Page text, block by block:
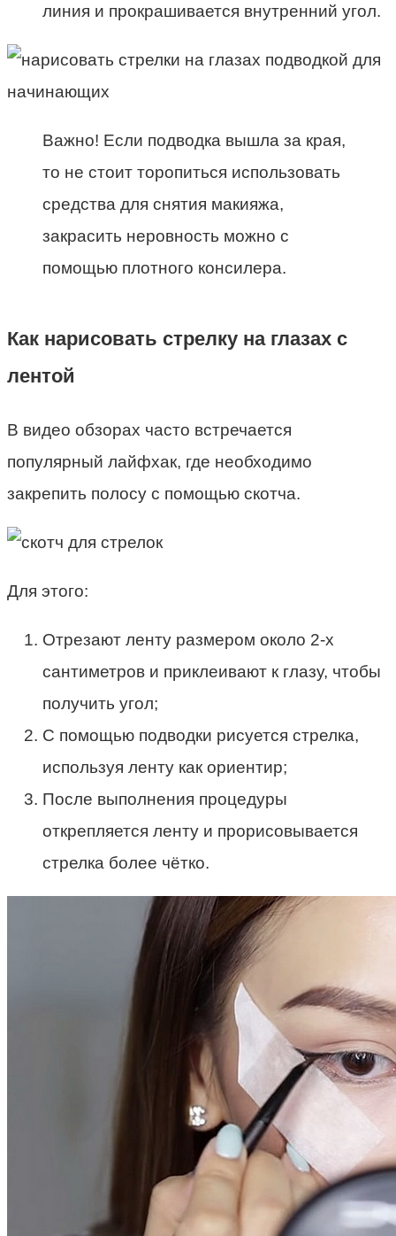
линия и прокрашивается внутренний угол.
Важно! Если подводка вышла за края,
то не стоит торопиться использовать
средства для снятия макияжа,
закрасить неровность можно с
помощью плотного консилера.
Как нарисовать стрелку на глазах с
лентой
В видео обзорах часто встречается
популярный лайфхак, где необходимо
закрепить полосу с помощью скотча.
Для этого:
Отрезают ленту размером около 2-х
сантиметров и приклеивают к глазу, чтобы
получить угол;
С помощью подводки рисуется стрелка,
используя ленту как ориентир;
После выполнения процедуры
открепляется ленту и прорисовывается
стрелка более чётко.